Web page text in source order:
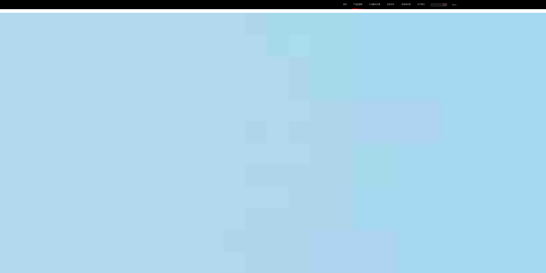
首页 产品及服务 行业解决方案 合作伙伴 投资者关系 关于我们 中EN